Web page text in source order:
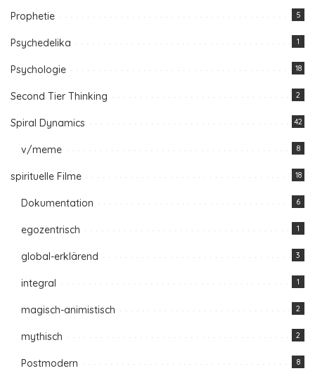
Prophetie 5
Psychedelika 1
Psychologie 18
Second Tier Thinking 2
Spiral Dynamics 42
v/meme 8
spirituelle Filme 18
Dokumentation 6
egozentrisch 1
global-erklärend 3
integral 1
magisch-animistisch 2
mythisch 2
Postmodern 8